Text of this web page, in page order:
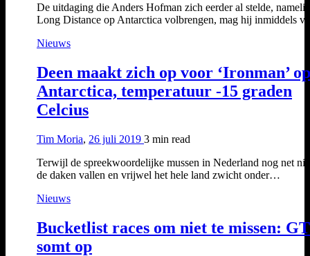
De uitdaging die Anders Hofman zich eerder al stelde,
Long Distance op Antarctica volbrengen, mag hij inmiddels
Nieuws
Deen maakt zich op voor ‘Ironman’ op
Antarctica, temperatuur -15 graden
Celcius
Tim Moria, 26 juli 2019 3 min read
Terwijl de spreekwoordelijke mussen in Nederland nog net
de daken vallen en vrijwel het hele land zwicht onder…
Nieuws
Bucketlist races om niet te missen:
somt op